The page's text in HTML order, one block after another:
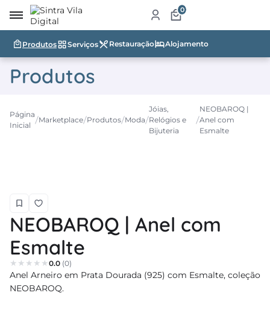
0
Produtos Serviços Restauração Alojamento
Produtos
Página
Inicial
Marketplace Produtos Moda
Jóias,
Relógios e
Bijuteria
NEOBAROQ |
Anel com
Esmalte
NEOBAROQ | Anel com
Esmalte
0.0 (0)
Anel Arneiro em Prata Dourada (925) com Esmalte, coleção
NEOBAROQ.